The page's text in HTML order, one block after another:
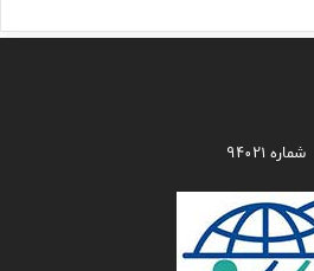
شماره ۹۴۰۲۱